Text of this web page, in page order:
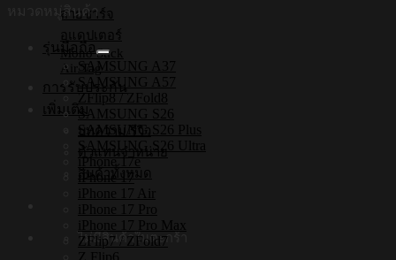
สายชาร์จ
อแดปเตอร์
Mono Stick
Air Tag
การรับประกัน
เพิ่มเติม
บทความ/รีวิว
ตัวแทนจำหน่าย
สินค้าทั้งหมด
ไม่มีสินค้าในตะกร้า
Samsung
ZFLIP6
Sunkkissed
Daisy2
ชิ้น
หมวดหมู่สินค้า
รุ่นมือถือ
SAMSUNG A37
SAMSUNG A57
ZFlip8 / ZFold8
SAMSUNG S26
SAMSUNG S26 Plus
SAMSUNG S26 Ultra
iPhone 17e
iPhone 17
iPhone 17 Air
iPhone 17 Pro
iPhone 17 Pro Max
ZFlip7 / ZFold7
Z Flip6